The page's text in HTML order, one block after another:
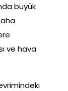
büyük
ve hava